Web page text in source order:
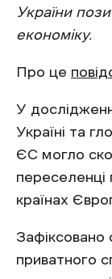
України
економіку.
Про це
У
Україні та
ЄС могло
переселенці
країнах
Зафіксовано
приватного